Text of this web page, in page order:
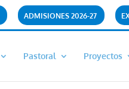
ADMISIONES 2026-27
Pastoral Proyectos